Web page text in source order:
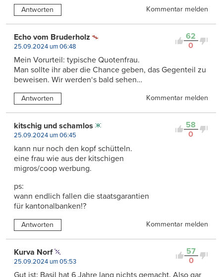
Antworten Kommentar melden
62
0
Echo vom Bruderholz
25.09.2024 um 06:48
Mein Vorurteil: typische Quotenfrau.
Man sollte ihr aber die Chance geben, das Gegenteil zu
beweisen. Wir werden‘s bald sehen…
Antworten Kommentar melden
58
0
kitschig und schamlos
25.09.2024 um 06:45
kann nur noch den kopf schütteln.
eine frau wie aus der kitschigen
migros/coop werbung.
ps:
wann endlich fallen die staatsgarantien
für kantonalbanken!?
Antworten Kommentar melden
57
0
Kurva Norf
25.09.2024 um 05:53
Gut ist: Basil hat 6 Jahre lang nichts gemacht. Also gar